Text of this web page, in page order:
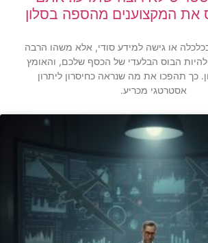
את המקצוענים מהספה בסלון
או גישה למידע סודי, אלא משהו הרבה
להיות הבוס הבלעדי של הכסף שלכם, והאומץ
כך תהפכו את מה שנראה כחיסרון ליתרון
אסטרטגי מכריע.